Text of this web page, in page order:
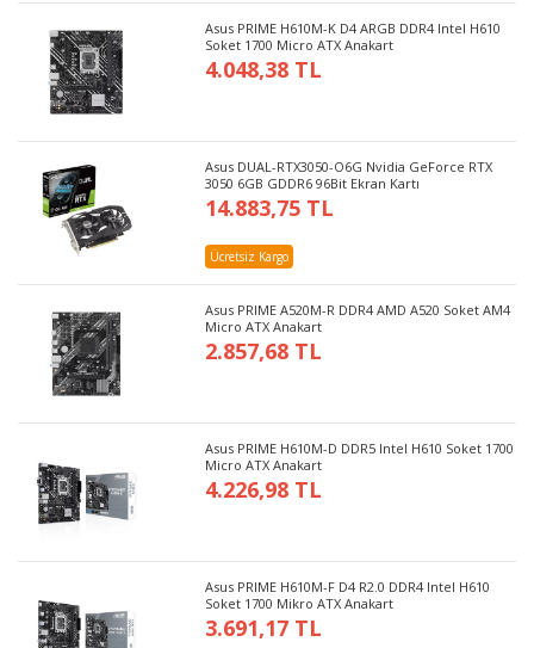
Asus PRIME H610M-K D4 ARGB DDR4 Intel H610
Soket 1700 Micro ATX Anakart
4.048,38 TL
Asus DUAL-RTX3050-O6G Nvidia GeForce RTX
3050 6GB GDDR6 96Bit Ekran Kartı
14.883,75 TL
Ücretsiz Kargo
Asus PRIME A520M-R DDR4 AMD A520 Soket AM4
Micro ATX Anakart
2.857,68 TL
Asus PRIME H610M-D DDR5 Intel H610 Soket 1700
Micro ATX Anakart
4.226,98 TL
Asus PRIME H610M-F D4 R2.0 DDR4 Intel H610
Soket 1700 Mikro ATX Anakart
3.691,17 TL